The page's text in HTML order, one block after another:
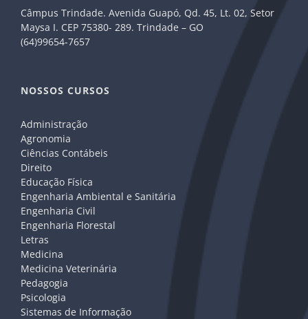
Câmpus Trindade. Avenida Guapó, Qd. 45, Lt. 02, Setor
Maysa I. CEP 75380- 289. Trindade – GO
(64)99654-7657
NOSSOS CURSOS
Administração
Agronomia
Ciências Contábeis
Direito
Educação Física
Engenharia Ambiental e Sanitária
Engenharia Civil
Engenharia Florestal
Letras
Medicina
Medicina Veterinária
Pedagogia
Psicologia
Sistemas de Informação